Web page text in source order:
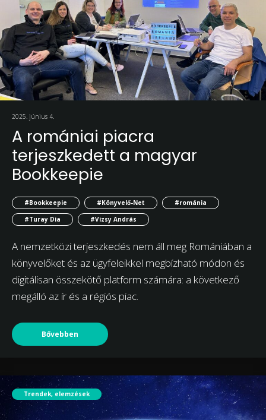
2025. június 4.
A romániai piacra
terjeszkedett a magyar
Bookkeepie
#Bookkeepie #Könyvelő-Net
#románia
#Turay Dia
#Vizsy András
A nemzetközi terjeszkedés nem áll meg Romániában a
könyvelőket és az ügyfeleikkel megbízható módon és
digitálisan összekötő platform számára: a következő
megálló az ír és a régiós piac.
Bővebben
Trendek, elemzések